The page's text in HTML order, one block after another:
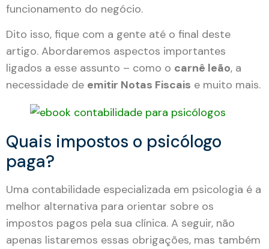
funcionamento do negócio.
Dito isso, fique com a gente até o final deste
artigo. Abordaremos aspectos importantes
ligados a esse assunto – como o carnê leão, a
necessidade de emitir Notas Fiscais e muito mais.
Quais impostos o psicólogo
paga?
Uma contabilidade especializada em psicologia é a
melhor alternativa para orientar sobre os
impostos pagos pela sua clínica. A seguir, não
apenas listaremos essas obrigações, mas também